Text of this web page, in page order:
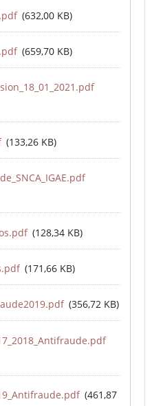
(632,00 KB)
(659,70 KB)
(133,26 KB)
(128,34 KB)
(171,66 KB)
(356,72 KB)
(461,87